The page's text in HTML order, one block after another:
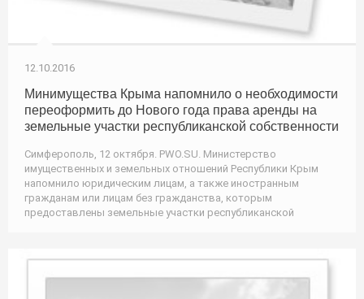
12.10.2016
Минимущества Крыма напомнило о необходимости
переоформить до Нового года права аренды на
земельные участки республиканской собственности
Симферополь, 12 октября. PWO.SU. Министерство
имущественных и земельных отношений Республики Крым
напомнило юридическим лицам, а также иностранным
гражданам или лицам без гражданства, которым
предоставлены земельные участки республиканской